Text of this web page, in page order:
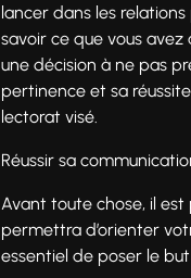
lancer dans les
savoir ce que vous
une décision à ne pas
pertinence et sa
lectorat visé.
Réussir sa
Avant toute chose, il
permettra d’orienter
essentiel de poser le